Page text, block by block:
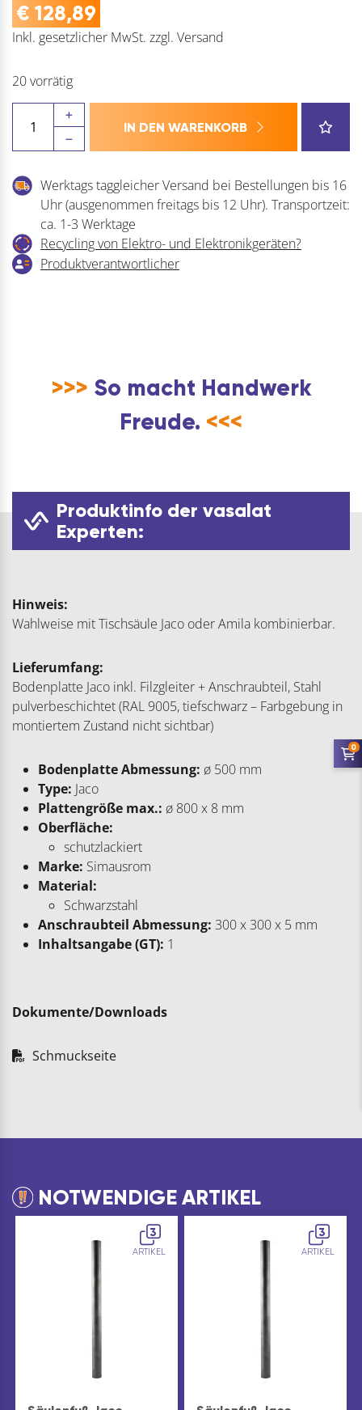
€ 128,89
Inkl. gesetzlicher MwSt. zzgl. Versand
20 vorrätig
SIMAUSROM
Bodenplatte
Jaco
inkl.
Anschraubplatte
Menge
IN DEN WARENKORB
Werktags taggleicher Versand bei Bestellungen bis 16
Uhr (ausgenommen freitags bis 12 Uhr). Transportzeit:
ca. 1-3 Werktage
Recycling von Elektro- und Elektronikgeräten?
Produktverantwortlicher
>>> So macht Handwerk
Freude. <<<
Produktinfo der vasalat
Experten:
Hinweis:
Wahlweise mit Tischsäule Jaco oder Amila kombinierbar.
Lieferumfang:
Bodenplatte Jaco inkl. Filzgleiter + Anschraubteil, Stahl
pulverbeschichtet (RAL 9005, tiefschwarz – Farbgebung in
montiertem Zustand nicht sichtbar)
Bodenplatte Abmessung: ø 500 mm
Type: Jaco
Plattengröße max.: ø 800 x 8 mm
Oberfläche:
schutzlackiert
Marke: Simausrom
Material:
Schwarzstahl
Anschraubteil Abmessung: 300 x 300 x 5 mm
Inhaltsangabe (GT): 1
Dokumente/Downloads
Schmuckseite
NOTWENDIGE ARTIKEL
3
ARTIKEL
3
ARTIKEL
0